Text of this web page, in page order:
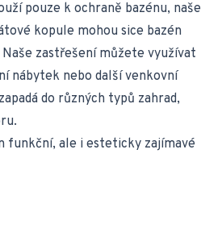
pouze k ochraně bazénu, naše
kopule mohou sice bazén
zastřešení můžete využívat
nábytek nebo další venkovní
do různých typů zahrad,
funkční, ale i esteticky zajímavé